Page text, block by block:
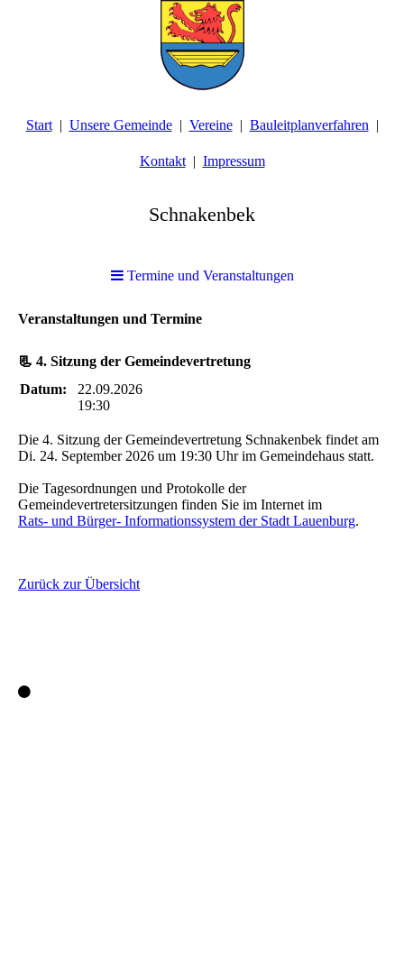
Start Unsere Gemeinde Vereine Bauleitplanverfahren
Kontakt Impressum
Schnakenbek
Termine und Veranstaltungen
Veranstaltungen und Termine
📃 4. Sitzung der Gemeindevertretung
Datum:
22.09.2026
19:30
Die 4. Sitzung der Gemeindevertretung Schnakenbek findet am
Di. 24. September 2026 um 19:30 Uhr im Gemeindehaus statt.
Die Tagesordnungen und Protokolle der
Gemeindevertretersitzungen finden Sie im Internet im
Rats- und Bürger- Informationssystem der Stadt Lauenburg.
Zurück zur Übersicht